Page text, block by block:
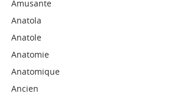
Amusante
Anatola
Anatole
Anatomie
Anatomique
Ancien